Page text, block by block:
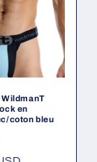
en
coton bleu
: